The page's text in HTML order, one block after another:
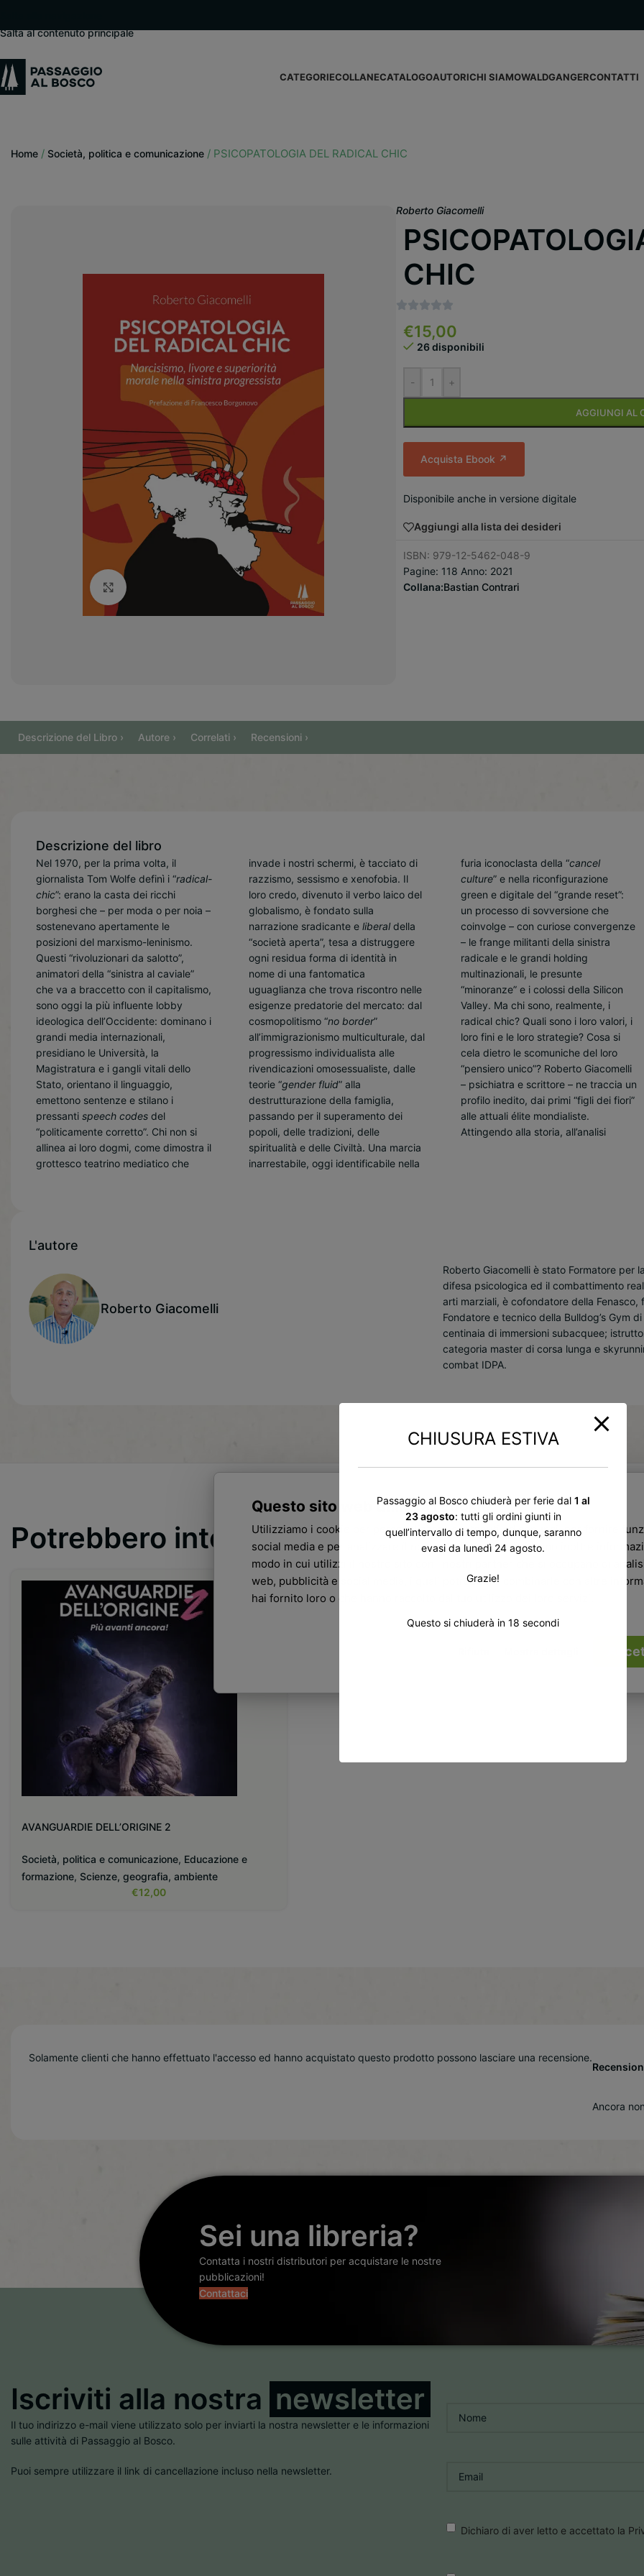
Questo sito web utilizza i cookie
Utilizziamo i cookie per personalizzare contenuti ed annunci, per fornire
social media e per analizzare il nostro traffico. Condividiamo inoltre
modo in cui utilizzi il nostro sito con i nostri partner che si occupano di
web, pubblicità e social media, i quali potrebbero combinarle con altre
hai fornito loro o che hanno raccolto dal tuo utilizzo dei loro servizi.
Salta al contenuto principale
CATEGORIECOLLANECATALOGOAUTORICHI SIAMOWALDGANGERCONTATTI
Home / Società, politica e comunicazione / PSICOPATOLOGIA DEL RADICAL CHIC
Clicca per ingrandire
Roberto Giacomelli
CHIC
€15,00
26 disponibili
- +
AGGIUNGI AL
Acquista Ebook ↗
Disponibile anche in versione digitale
Aggiungi alla lista dei desideri
ISBN: 979-12-5462-048-9
Pagine: 118 Anno: 2021
Collana:Bastian Contrari
Descrizione del Libro › Autore › Correlati › Recensioni ›
Descrizione del libro
Nel 1970, per la prima volta, il
giornalista Tom Wolfe definì i “radical-
chic”: erano la casta dei ricchi
borghesi che – per moda o per noia –
sostenevano apertamente le
posizioni del marxismo-leninismo.
Questi “rivoluzionari da salotto”,
animatori della “sinistra al caviale”
che va a braccetto con il capitalismo,
sono oggi la più influente lobby
ideologica dell’Occidente: dominano i
grandi media internazionali,
presidiano le Università, la
Magistratura e i gangli vitali dello
Stato, orientano il linguaggio,
emettono sentenze e stilano i
pressanti speech codes del
“politicamente corretto”. Chi non si
allinea ai loro dogmi, come dimostra il
grottesco teatrino mediatico che
invade i nostri schermi, è tacciato di
razzismo, sessismo e xenofobia. Il
loro credo, divenuto il verbo laico del
globalismo, è fondato sulla
narrazione sradicante e liberaldella
“società aperta”, tesa a distruggere
ogni residua forma di identità in
nome di una fantomatica
uguaglianza che trova riscontro nelle
esigenze predatorie del mercato: dal
cosmopolitismo “no border”
all’immigrazionismo multiculturale, dal
progressismo individualista alle
rivendicazioni omosessualiste, dalle
teorie “gender fluid” alla
destrutturazione della famiglia,
passando per il superamento dei
popoli, delle tradizioni, delle
spiritualità e delle Civiltà. Una marcia
inarrestabile, oggi identificabile nella
furia iconoclasta della “cancel
culture” e nella riconfigurazione
green e digitale del “grande reset”:
un processo di sovversione che
coinvolge – con curiose convergenze
– le frange militanti della sinistra
radicale e le grandi holding
multinazionali, le presunte
“minoranze” e i colossi della Silicon
Valley. Ma chi sono, realmente, i
radical chic? Quali sono i loro valori, i
loro fini e le loro strategie? Cosa si
cela dietro le scomuniche del loro
“pensiero unico”? Roberto Giacomelli
– psichiatra e scrittore – ne traccia un
profilo inedito, dai primi “figli dei fiori”
alle attuali élite mondialiste.
Attingendo alla storia, all’analisi
giunge ad una conclusione
impietosa: arroganza, isteria,
dissimulazione, inganno e
manipolazione – senza dubbio – sono
i loro tratti distintivi. Si tratta di
masochisti che amano sottomettersi
a carnefici immaginari, nevrotici in
preda ai sensi di colpa per i loro
immeritati privilegi, odiatori seriali che
invidiano e denigrano le vite altrui,
menti deboli che proiettano sul
prossimo le proprie paranoie, i propri
disagi e le proprie paure. Questo
testo – libero e controcorrente –
rappresenta allo stesso un’invettiva
sincera, uno studio attualissimo ed
L'autore
Roberto Giacomelli
Roberto Giacomelli è stato Formatore per
difesa psicologica ed il combattimento
arti marziali, è cofondatore della
Fondatore e tecnico della Bulldog’s Gym
centinaia di immersioni subacquee;
categoria master di corsa lunga e
combat IDPA.
Potrebbero interessarti anche
AVANGUARDIE DELL’ORIGINE 2
Società, politica e comunicazione, Educazione e
formazione, Scienze, geografia, ambiente
€12,00
Ancora
Solamente clienti che hanno effettuato l'accesso ed hanno acquistato questo prodotto possono lasciare una recensione.
Sei una libreria?
Contatta i nostri distributori per acquistare le nostre
pubblicazioni!
Contattaci
Iscriviti alla nostra newsletter
Il tuo indirizzo e-mail viene utilizzato solo per inviarti la nostra newsletter e le informazioni
sulle attività di Passaggio al Bosco.
Puoi sempre utilizzare il link di cancellazione incluso nella newsletter.
Consenso*
Dichiaro di aver letto e accettato la
CHIUSURA ESTIVA
Passaggio al Bosco chiuderà per ferie dal 1 al
23 agosto: tutti gli ordini giunti in
quell’intervallo di tempo, dunque, saranno
evasi da lunedì 24 agosto.
Grazie!
Questo si chiuderà in17 secondi